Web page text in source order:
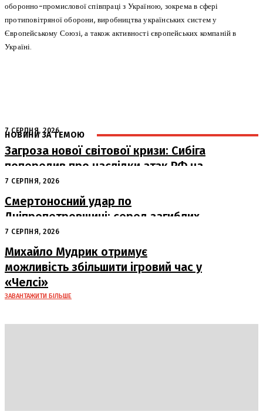
оборонно-промислової співпраці з Україною, зокрема в сфері
протиповітряної оборони, виробництва українських систем у
Європейському Союзі, а також активності європейських компаній в
Україні.
НОВИНИ ЗА ТЕМОЮ
7 СЕРПНЯ, 2026
Загроза нової світової кризи: Сибіга
попередив про наслідки атак РФ на
судна
7 СЕРПНЯ, 2026
Смертоносний удар по
Дніпропетровщині: серед загиблих
– працівники «Укрпошти»
7 СЕРПНЯ, 2026
Михайло Мудрик отримує
можливість збільшити ігровий час у
«Челсі»
ЗАВАНТАЖИТИ БІЛЬШЕ